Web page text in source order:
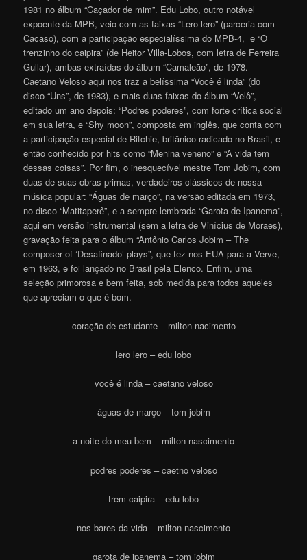
1981 no álbum “Caçador de mim”. Edu Lobo, outro notável
expoente da MPB, veio com as faixas “Lero-lero” (parceria com
Cacaso), com a participação especialíssima do MPB-4, e “O
trenzinho do caipira” (de Heitor Villa-Lobos, com letra de Ferreira
Gullar), ambas extraídas do álbum “Camaleão”, de 1978.
Caetano Veloso aqui nos traz a belíssima “Você é linda” (do
disco “Uns”, de 1983), e mais duas faixas do álbum “Velô”,
editado um ano depois: “Podres poderes”, com forte crítica social
em sua letra, e “Shy moon”, composta em inglês, que conta com
a participação especial de Ritchie, britânico radicado no Brasil, e
então conhecido por hits como “Menina veneno” e “A vida tem
dessas coisas”. Por fim, o inesquecível mestre Tom Jobim, com
duas de suas obras-primas, verdadeiros clássicos de nossa
música popular: “Águas de março”, na versão editada em 1973,
no disco “Matitaperê”, e a sempre lembrada “Garota de Ipanema”,
aqui em versão instrumental (sem a letra de Vinícius de Moraes),
gravação feita para o álbum “Antônio Carlos Jobim – The
composer of ‘Desafinado’ plays”, que fez nos EUA para a Verve,
em 1963, e foi lançado no Brasil pela Elenco. Enfim, uma
seleção primorosa e bem feita, sob medida para todos aqueles
que apreciam o que é bom.
coração de estudante – milton nacimento
lero lero – edu lobo
você é linda – caetano veloso
águas de março – tom jobim
a noite do meu bem – milton nascimento
podres poderes – caetno veloso
trem caipira – edu lobo
nos bares da vida – milton nascimento
garota de ipanema – tom jobim